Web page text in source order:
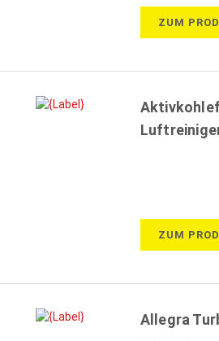
ZUM
ZUM
Allegra